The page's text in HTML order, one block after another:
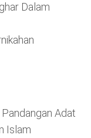
Dalam
Adat
Islam